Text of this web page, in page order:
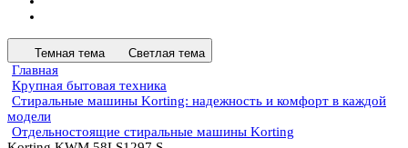
Темная тема Светлая тема
Главная
Крупная бытовая техника
Стиральные машины Korting: надежность и комфорт в каждой
модели
Отдельностоящие стиральные машины Korting